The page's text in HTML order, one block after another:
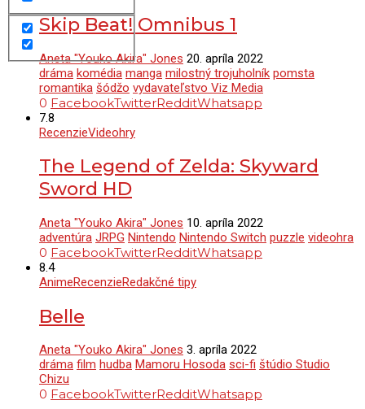
Skip Beat! Omnibus 1
Aneta "Youko Akira" Jones 20. apríla 2022
dráma komédia manga milostný trojuholník pomsta
romantika šódžo vydavateľstvo Viz Media
0 FacebookTwitterRedditWhatsapp
7.8
RecenzieVideohry
The Legend of Zelda: Skyward
Sword HD
Aneta "Youko Akira" Jones 10. apríla 2022
adventúra JRPG Nintendo Nintendo Switch puzzle videohra
0 FacebookTwitterRedditWhatsapp
8.4
AnimeRecenzieRedakčné tipy
Belle
Aneta "Youko Akira" Jones 3. apríla 2022
dráma film hudba Mamoru Hosoda sci-fi štúdio Studio
Chizu
0 FacebookTwitterRedditWhatsapp